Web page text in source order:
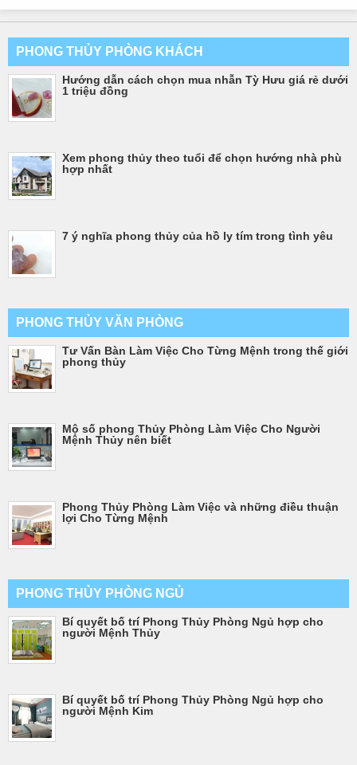
PHONG THỦY PHÒNG KHÁCH
Hướng dẫn cách chọn mua nhẫn Tỳ Hưu giá rẻ dưới
1 triệu đồng
Xem phong thủy theo tuổi để chọn hướng nhà phù
hợp nhất
7 ý nghĩa phong thủy của hồ ly tím trong tình yêu
PHONG THỦY VĂN PHÒNG
Tư Vấn Bàn Làm Việc Cho Từng Mệnh trong thế giới
phong thủy
Mộ số phong Thủy Phòng Làm Việc Cho Người
Mệnh Thủy nên biết
Phong Thủy Phòng Làm Việc và những điều thuận
lợi Cho Từng Mệnh
PHONG THỦY PHÒNG NGỦ
Bí quyết bố trí Phong Thủy Phòng Ngủ hợp cho
người Mệnh Thủy
Bí quyết bố trí Phong Thủy Phòng Ngủ hợp cho
người Mệnh Kim